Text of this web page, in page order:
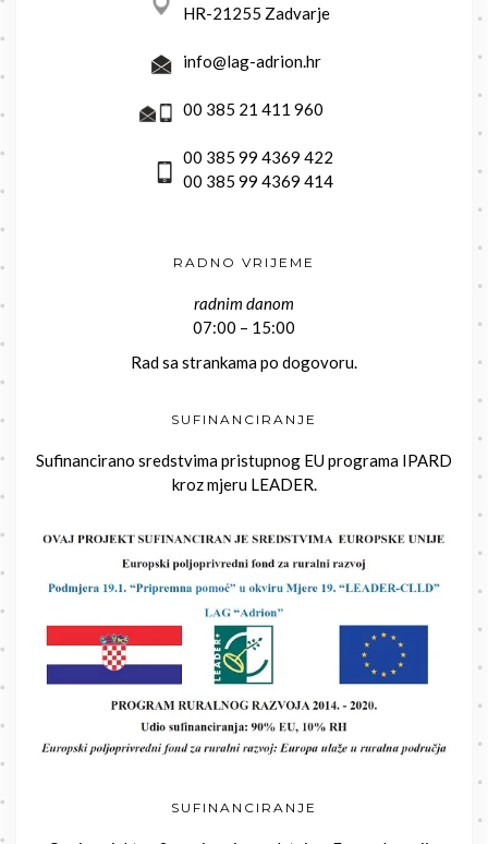
HR-21255 Zadvarje
info@lag-adrion.hr
00 385 21 411 960
00 385 99 4369 422
00 385 99 4369 414
RADNO VRIJEME
radnim danom
07:00 – 15:00
Rad sa strankama po dogovoru.
SUFINANCIRANJE
Sufinancirano sredstvima pristupnog EU programa IPARD
kroz mjeru LEADER.
SUFINANCIRANJE